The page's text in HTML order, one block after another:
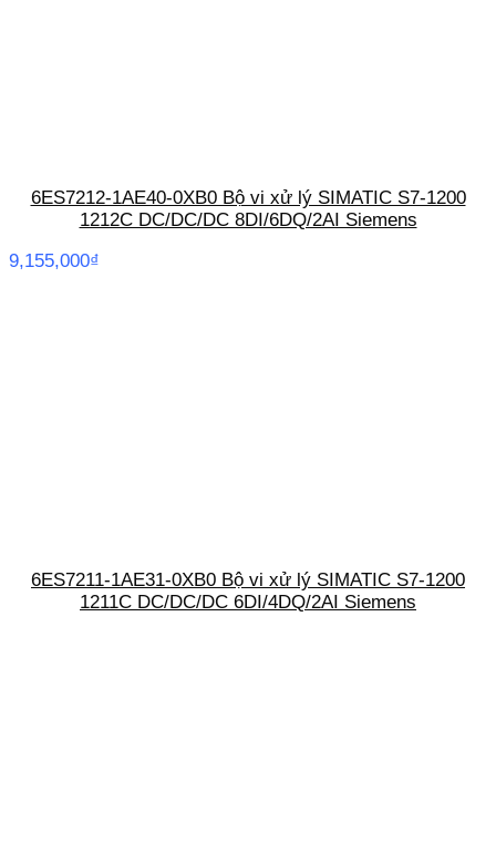
6ES7212-1AE40-0XB0 Bộ vi xử lý SIMATIC S7-1200
1212C DC/DC/DC 8DI/6DQ/2AI Siemens
9,155,000₫
6ES7211-1AE31-0XB0 Bộ vi xử lý SIMATIC S7-1200
1211C DC/DC/DC 6DI/4DQ/2AI Siemens